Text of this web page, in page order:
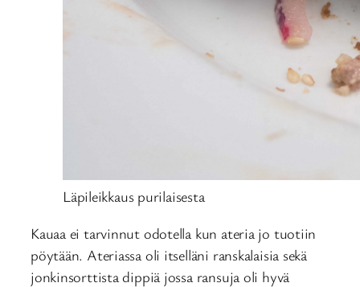
Läpileikkaus purilaisesta
Kauaa ei tarvinnut odotella kun ateria jo tuotiin
pöytään. Ateriassa oli itselläni ranskalaisia sekä
jonkinsorttista dippiä jossa ransuja oli hyvä